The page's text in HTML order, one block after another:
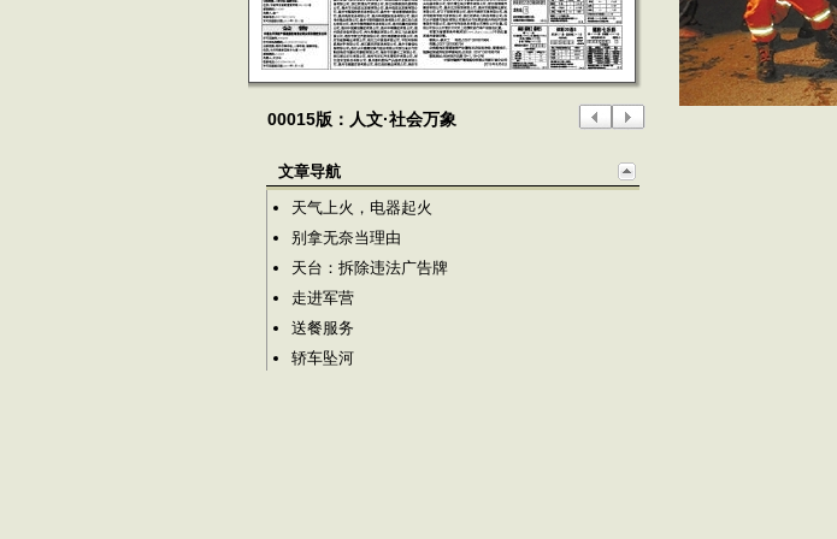
00015版：人文·社会万象
文章导航
天气上火，电器起火
别拿无奈当理由
天台：拆除违法广告牌
走进军营
送餐服务
轿车坠河